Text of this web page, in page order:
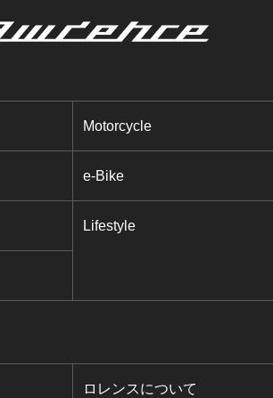
Motorcycle
e-Bike
Lifestyle
ロレンスについて